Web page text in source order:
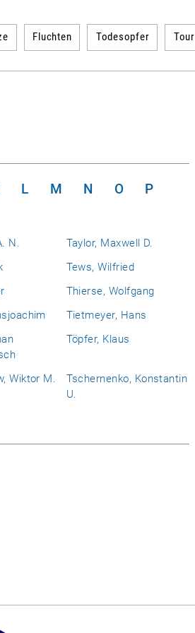
Fluchten Todesopfer Tour
L M N O
P
N.
Taylor, Maxwell D.
Tews, Wilfried
Thierse, Wolfgang
Tietmeyer, Hans
Töpfer, Klaus
Wiktor M.
Tschernenko, Konstantin
U.